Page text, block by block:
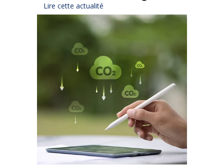
Lire cette actualité